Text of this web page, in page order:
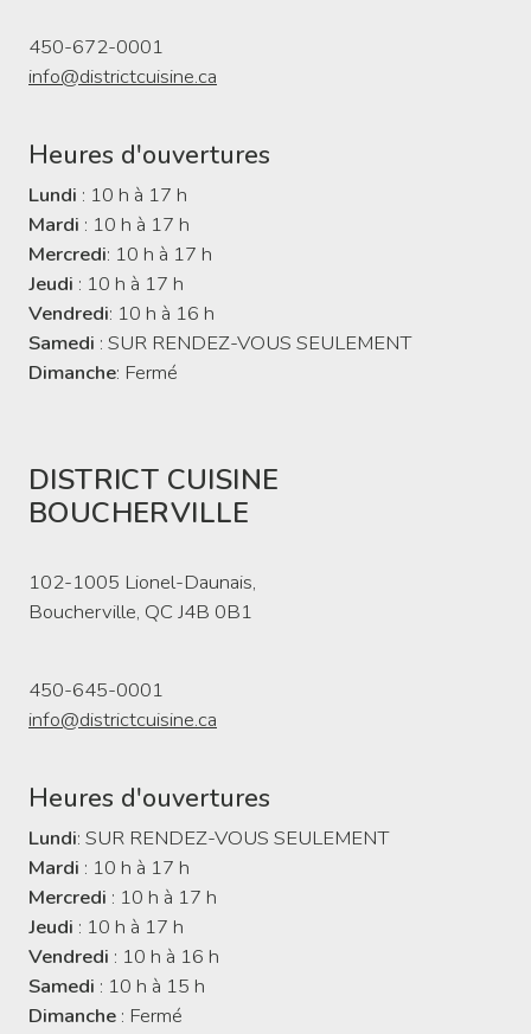
450-672-0001
info@districtcuisine.ca
Heures d'ouvertures
Lundi : 10 h à 17 h
Mardi : 10 h à 17 h
Mercredi: 10 h à 17 h
Jeudi : 10 h à 17 h
Vendredi: 10 h à 16 h
Samedi : SUR RENDEZ-VOUS SEULEMENT
Dimanche: Fermé
DISTRICT CUISINE
BOUCHERVILLE
102-1005 Lionel-Daunais,
Boucherville, QC J4B 0B1
450-645-0001
info@districtcuisine.ca
Heures d'ouvertures
Lundi: SUR RENDEZ-VOUS SEULEMENT
Mardi : 10 h à 17 h
Mercredi : 10 h à 17 h
Jeudi : 10 h à 17 h
Vendredi : 10 h à 16 h
Samedi : 10 h à 15 h
Dimanche : Fermé